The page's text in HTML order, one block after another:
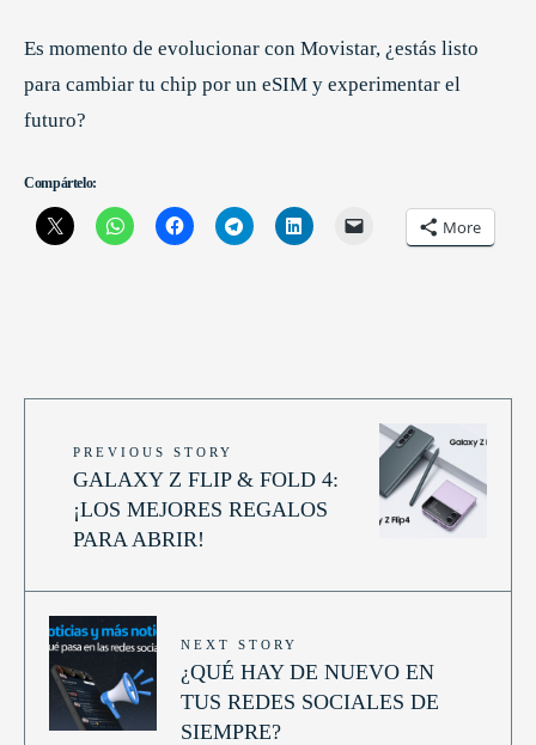
Es momento de evolucionar con Movistar, ¿estás listo
para cambiar tu chip por un eSIM y experimentar el
futuro?
Compártelo:
More
PREVIOUS STORY
GALAXY Z FLIP & FOLD 4:
¡LOS MEJORES REGALOS
PARA ABRIR!
NEXT STORY
¿QUÉ HAY DE NUEVO EN
TUS REDES SOCIALES DE
SIEMPRE?